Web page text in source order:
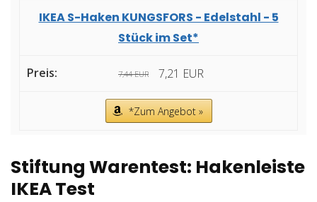
IKEA S-Haken KUNGSFORS - Edelstahl - 5
Stück im Set*
7,44 EUR 7,21 EUR
*Zum Angebot »
Stiftung Warentest: Hakenleiste
IKEA Test